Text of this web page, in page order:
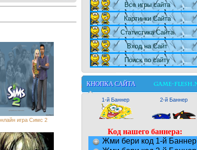
игра Симс 2
Все игры сайта
Картинки Сайта
Статистика Сайта
Вход на Сайт
Поиск по сайту
КНОПКА САЙТА
1-й Баннер 2-й Баннер
Код нашего баннера:
Жми бери код 1-й Баннер